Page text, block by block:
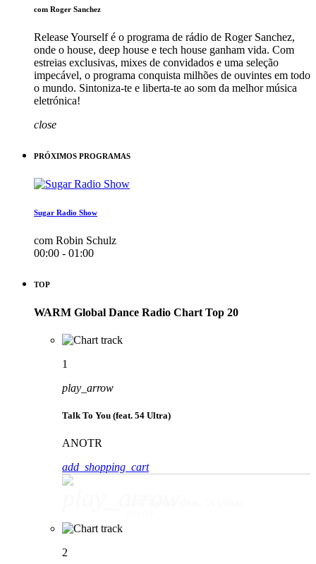
com Roger Sanchez
Release Yourself é o programa de rádio de Roger Sanchez,
onde o house, deep house e tech house ganham vida. Com
estreias exclusivas, mixes de convidados e uma seleção
impecável, o programa conquista milhões de ouvintes em todo
o mundo. Sintoniza-te e liberta-te ao som da melhor música
eletrónica!
close
PRÓXIMOS PROGRAMAS
Sugar Radio Show
com Robin Schulz
00:00 - 01:00
TOP
WARM Global Dance Radio Chart Top 20
1
play_arrow
Talk To You (feat. 54 Ultra)
ANOTR
add_shopping_cart
2